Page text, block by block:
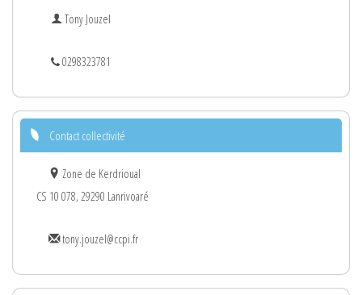
Tony Jouzel
0298323781
Contact collectivité
Zone de Kerdrioual
CS 10 078, 29290 Lanrivoaré
tony.jouzel@ccpi.fr